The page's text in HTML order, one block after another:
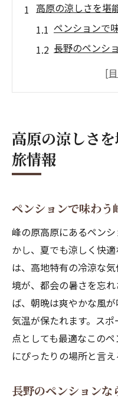
高原の涼しさを堪
ペンションで
長野のペンシ
高地ペンショ
自然豊かなペ
現
アウトドアサウナ
ペンションの
る
高地ペンショ
力
峰の原高原の
体験
アウトドアサ
サウナ好きに
高原の涼しさ
旅情報
ペンションで味わう
峰の原高原にあるペン
かし、夏でも涼しく快
は、高地特有の冷涼な
境が、都会の暑さを忘
ば、朝晩は爽やかな風
気温が保たれます。ス
点としても最適なこの
にぴったりの場所と言え
長野のペンション